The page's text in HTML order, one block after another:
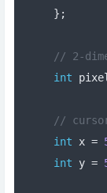
};
// 2-
int
//
int x =
int y =